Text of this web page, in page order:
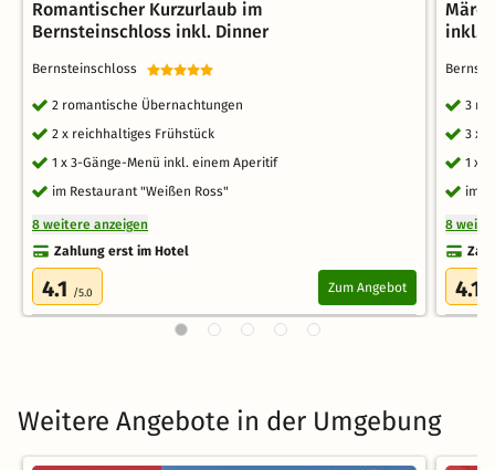
Romantischer Kurzurlaub im
Bernsteinschloss inkl. Dinner
Bernsteinschloss
2 romantische Übernachtungen
2 x reichhaltiges Frühstück
1 x 3-Gänge-Menü inkl. einem Aperitif
im Restaurant "Weißen Ross"
8 weitere anzeigen
Zahlung erst im Hotel
4.1 /5.0 Zum Angebot
inkl.
3
3 x
1 x
im
8
4.1
Weitere Angebote in der Umgebung